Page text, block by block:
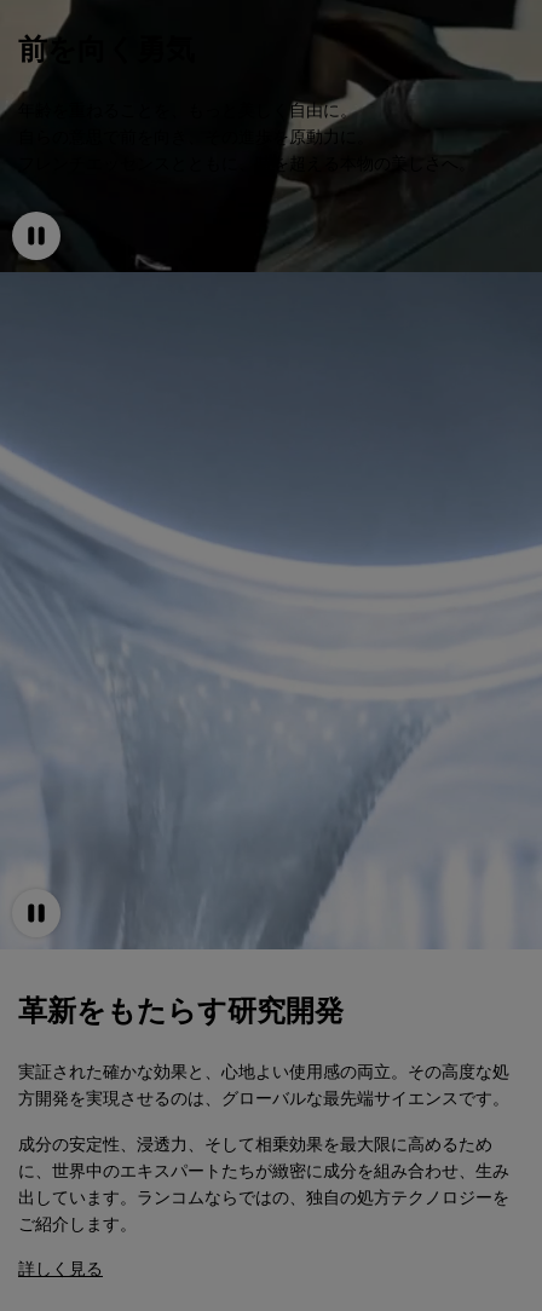
前を向く勇気
年齢を重ねることを、もっと美しく自由に。
自らの意思で前を向き、その進歩を原動力に。
フレンチエッセンスとともに、時を超える本物の美しさへ。
革新をもたらす研究開発
実証された確かな効果と、心地よい使用感の両立。その高度な処
方開発を実現させるのは、グローバルな最先端サイエンスです。
成分の安定性、浸透力、そして相乗効果を最大限に高めるため
に、世界中のエキスパートたちが緻密に成分を組み合わせ、生み
出しています。ランコムならではの、独自の処方テクノロジーを
ご紹介します。
詳しく見る